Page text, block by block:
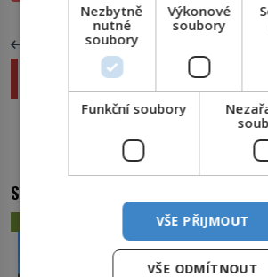
PŘEDCHOZÍ ČLÁNEK
Nesmrtelná Macarena zvedne ze
největší pecivály!
Černí jako tma: Jaká zvířata trpí
SOUVISEJÍCÍ ČLÁNKY
ZÁHADY A TAJEMSTVÍ
Nezbytně
nutné
soubory
Výkonové
soubory
Funkční soubory
VŠE PŘIJMOUT
VŠE ODMÍTNOUT